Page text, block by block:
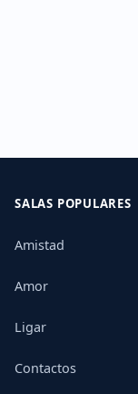
SALAS POPULARES
Amistad
Amor
Ligar
Contactos